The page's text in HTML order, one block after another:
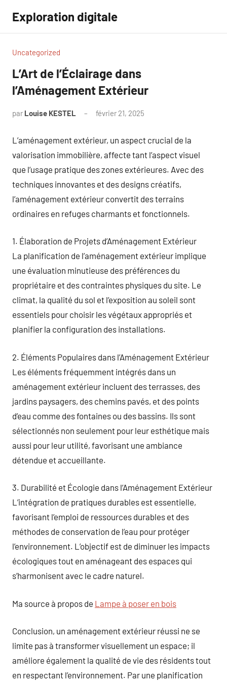
contenu
Exploration digitale
Uncategorized
L’Art de l’Éclairage dans
l’Aménagement Extérieur
par Louise KESTEL février 21, 2025
L’aménagement extérieur, un aspect crucial de la
valorisation immobilière, affecte tant l’aspect visuel
que l’usage pratique des zones extérieures. Avec des
techniques innovantes et des designs créatifs,
l’aménagement extérieur convertit des terrains
ordinaires en refuges charmants et fonctionnels.
1. Élaboration de Projets d’Aménagement Extérieur
La planification de l’aménagement extérieur implique
une évaluation minutieuse des préférences du
propriétaire et des contraintes physiques du site. Le
climat, la qualité du sol et l’exposition au soleil sont
essentiels pour choisir les végétaux appropriés et
planifier la configuration des installations.
2. Éléments Populaires dans l’Aménagement Extérieur
Les éléments fréquemment intégrés dans un
aménagement extérieur incluent des terrasses, des
jardins paysagers, des chemins pavés, et des points
d’eau comme des fontaines ou des bassins. Ils sont
sélectionnés non seulement pour leur esthétique mais
aussi pour leur utilité, favorisant une ambiance
détendue et accueillante.
3. Durabilité et Écologie dans l’Aménagement Extérieur
L’intégration de pratiques durables est essentielle,
favorisant l’emploi de ressources durables et des
méthodes de conservation de l’eau pour protéger
l’environnement. L’objectif est de diminuer les impacts
écologiques tout en aménageant des espaces qui
s’harmonisent avec le cadre naturel.
Ma source à propos de Lampe à poser en bois
Conclusion, un aménagement extérieur réussi ne se
limite pas à transformer visuellement un espace; il
améliore également la qualité de vie des résidents tout
en respectant l’environnement. Par une planification